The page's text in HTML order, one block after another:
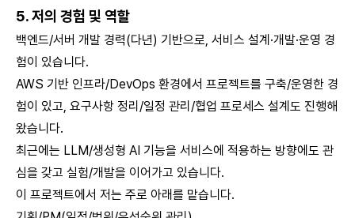
5. 저의 경험 및 역할
백엔드/서버 개발 경력(다년) 기반으로, 서비스 설계·개발·운영 경
험이 있습니다.
AWS 기반 인프라/DevOps 환경에서 프로젝트를 구축/운영한 경
험이 있고, 요구사항 정리/일정 관리/협업 프로세스 설계도 진행해
왔습니다.
최근에는 LLM/생성형 AI 기능을 서비스에 적용하는 방향에도 관
심을 갖고 실험/개발을 이어가고 있습니다.
이 프로젝트에서 저는 주로 아래를 맡습니다.